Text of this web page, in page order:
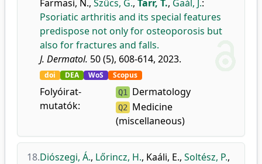
Farmasi, N., Szűcs, G., Tarr, T., Gaál, J.:
Psoriatic arthritis and its special features
predispose not only for osteoporosis but
also for fractures and falls.
J. Dermatol. 50 (5), 608-614, 2023.
doi DEA WoS Scopus
Folyóirat-
mutatók:
Q1 Dermatology
Q2
Medicine
(miscellaneous)
18.Diószegi, Á., Lőrincz, H., Kaáli, E., Soltész, P.,